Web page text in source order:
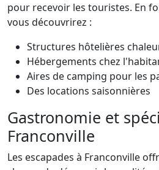
pour recevoir les touristes. En
vous découvrirez :
Structures hôtelières
Hébergements chez
Aires de camping pour les
Des locations saisonnières
Gastronomie et
Franconville
Les escapades à Franconville